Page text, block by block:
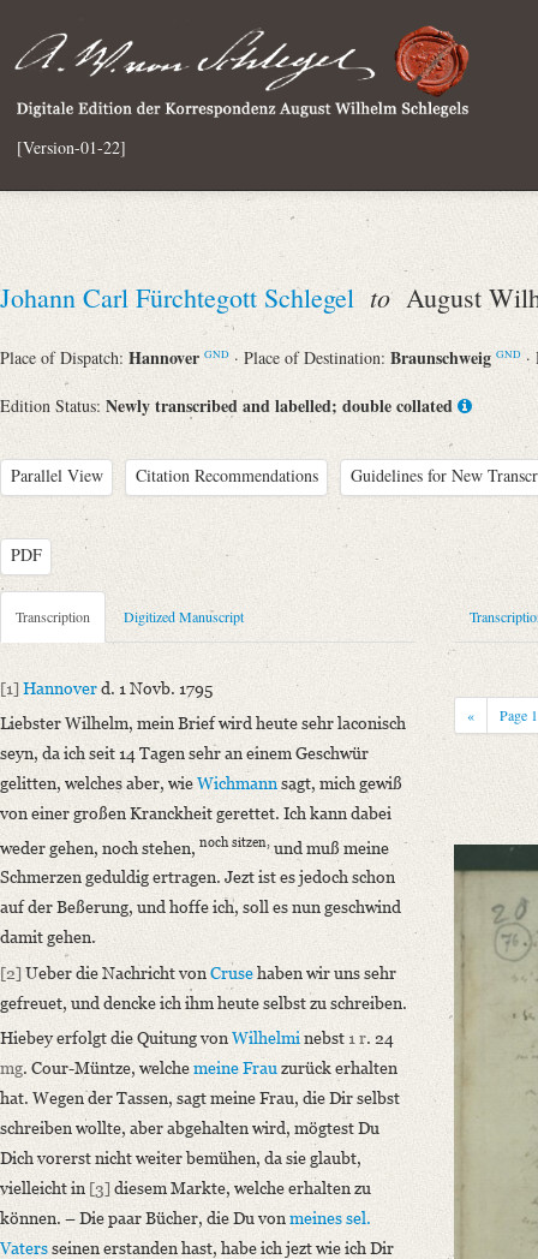
[Version-01-22]
Johann Carl Fürchtegott Schlegel toAugust
Place of Dispatch: Hannover GND · Place of Destination: Braunschweig GND
Edition Status: Newly transcribed and labelled; double collated
Parallel View Citation Recommendations Guidelines for New
PDF
Metadata Concerning Header
Sender: Johann Carl Fürchtegott Schlegel
Recipient: August Wilhelm von Schlegel
Place of Destination: Braunschweig
Date: 01.11.1795
Notations: Empfangsort erschlossen.
Manuscript
Provider: Dresden, Sächsische Landesbibliothek - Staats- und
OAI Id: DE-1a-34097
Classification Number: Mscr.Dresd.e.90,XIX,Bd.23,Nr.76
Number of Pages: 4S. auf Doppelbl., hs. m. U.
Format: 18,1 x 11,5 cm
Incipit: „[1] Hannover d. 1 Novb. 1795
Liebster Wilhelm, mein Brief wird heute sehr laconisch seyn, da ich
Language
German
Editors
Bamberg, Claudia
Varwig, Olivia
Transcription Digitized Manuscript
[1] Hannoverd. 1 Novb. 1795
Liebster Wilhelm, mein Brief wird heute sehr laconisch
seyn, da ich seit 14 Tagen sehr an einem Geschwür
gelitten, welches aber, wieWichmannsagt, mich gewiß
von einer großen Kranckheit gerettet. Ich kann dabei
weder gehen, noch stehen, noch sitzen, und muß meine
Schmerzen geduldig ertragen. Jezt ist es jedoch schon
auf der Beßerung, und hoffe ich, soll es nun geschwind
damit gehen.
[2]Ueber die Nachricht von Crusehaben wir uns sehr
gefreuet, und dencke ich ihm heute selbst zu schreiben.
Hiebey erfolgt die Quitung von Wilhelmi nebst 1 r. 24
mg. Cour-Müntze, welchemeine Frau zurück erhalten
hat. Wegen der Tassen, sagt meine Frau, die Dir selbst
schreiben wollte, aber abgehalten wird, mögtest Du
Dich vorerst nicht weiter bemühen, da sie glaubt,
vielleicht in [3] diesem Markte, welche erhalten zu
können. – Die paar Bücher, die Du vonmeines sel.
Vatersseinen erstanden hast, habe ich jezt wie ich Dir
« Page 1